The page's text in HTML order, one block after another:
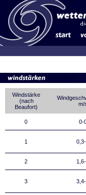
Windstärke
(nach
Beaufort)
m/
0 0-
1
2
3